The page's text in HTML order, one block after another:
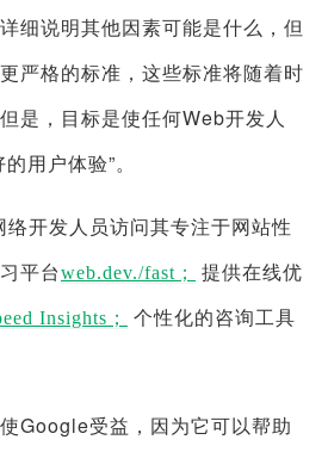
细说明其他因素可能是什么，但
严格的标准，这些标准将随着时
是，目标是使任何Web开发人
用户体验”。
开发人员访问其专注于网站性
平台web.dev./fast；
提供在线优
Insights； 个性化的咨询工具
Google受益，因为它可以帮助